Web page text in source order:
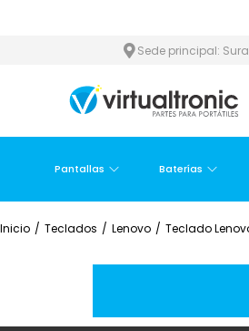
Sede principal:
Pantallas Baterías
Inicio / Teclados / Lenovo / Teclado